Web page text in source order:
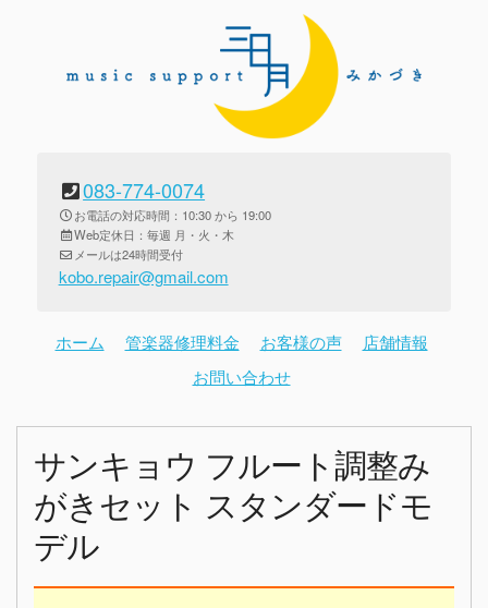
083-774-0074
お電話の対応時間：10:30 から 19:00
Web定休日：毎週 月・火・木
メールは24時間受付
kobo.repair@gmail.com
ホーム 管楽器修理料金 お客様の声
店舗情報
お問い合わせ
サンキョウ フルート調整み
がきセット スタンダードモ
デル